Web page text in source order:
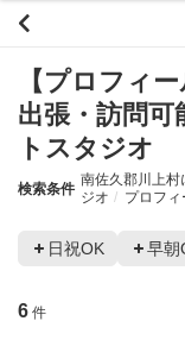
【プロフィ
出張・訪問可
トスタジオ
検索条件
南佐久郡川上村
ジオ
プロフ
日祝OK 早朝
6 件